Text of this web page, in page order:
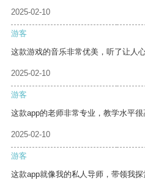
2025-02-10
游客
这款游戏的音乐非常优美，听了让人心
2025-02-10
游客
这款app的老师非常专业，教学水平很
2025-02-10
游客
这款app就像我的私人导师，带领我探